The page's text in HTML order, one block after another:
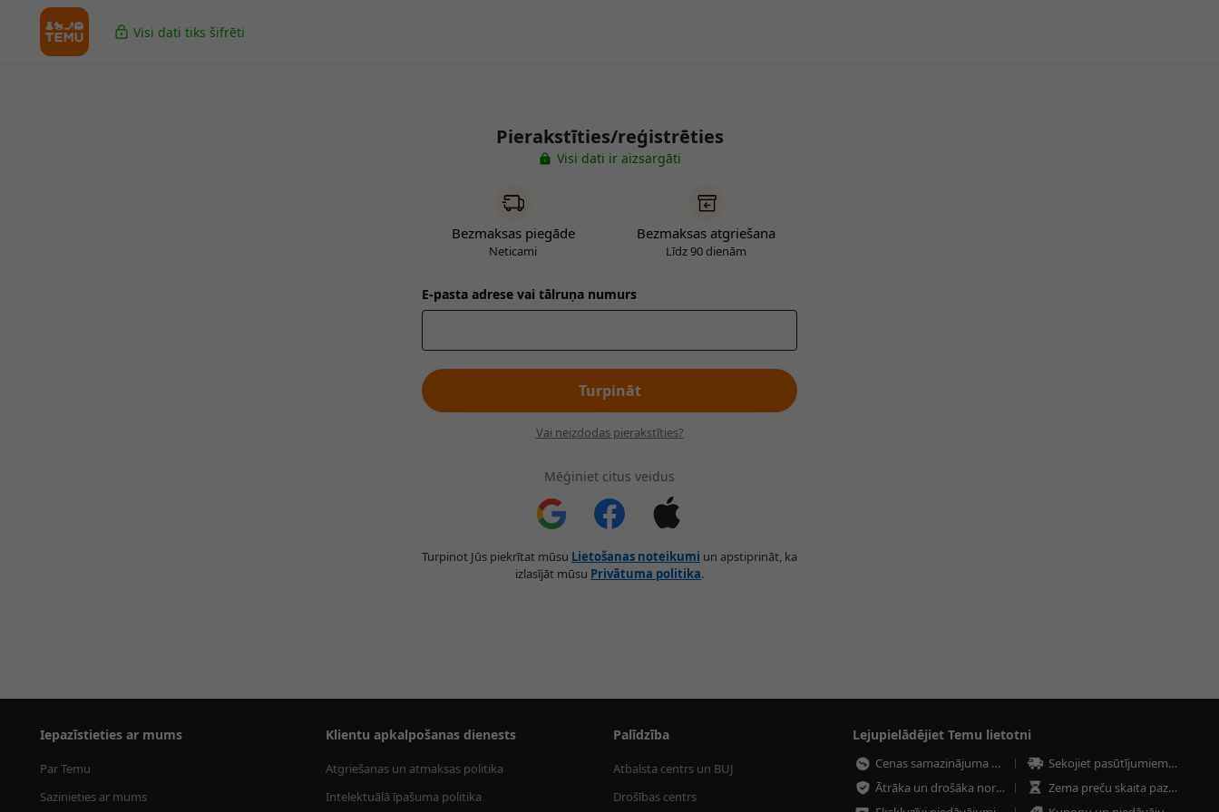
Visi dati tiks šifrēti
Pierakstīties/reģistrēties
Visi dati ir aizsargāti
Bezmaksas piegāde
Neticami
Bezmaksas atgriešana
Līdz 90 dienām
E-pasta adrese vai tālruņa numurs
Turpināt
Vai neizdodas pierakstīties?
Mēģiniet citus veidus
Turpinot Jūs piekrītat mūsu Lietošanas noteikumi un apstiprināt, ka
izlasījāt mūsu Privātuma politika.
Iepazīstieties ar mums
Par Temu
Sazinieties ar mums
Klientu apkalpošanas dienests
Atgriešanas un atmaksas politika
Intelektuālā īpašuma politika
Palīdzība
Atbalsta centrs un BUJ
Drošības centrs
Lejupielādējiet Temu lietotni
Cenas samazinājuma paziņojumi
Sekojiet pasūtījumiem jebkurā laikā
Ātrāka un drošāka norēķināšanās
Zema preču skaita paziņojumi